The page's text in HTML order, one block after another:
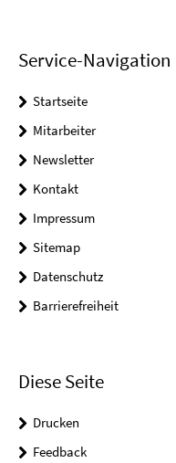
Service-Navigation
Startseite
Mitarbeiter
Newsletter
Kontakt
Impressum
Sitemap
Datenschutz
Barrierefreiheit
Diese Seite
Drucken
Feedback